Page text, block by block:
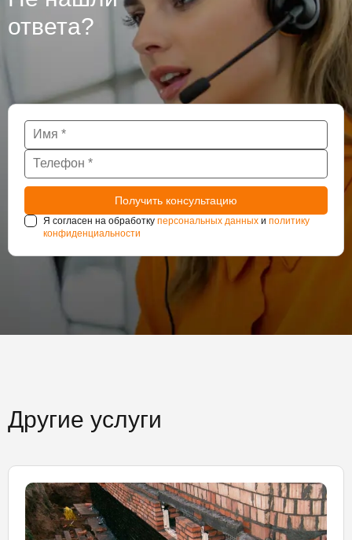
нуждаются в постоянном наблюдении за
состоянием гидроизоляции.
ответа?
Я согласен на обработку персональных данных и политику
конфиденциальности
Другие услуги